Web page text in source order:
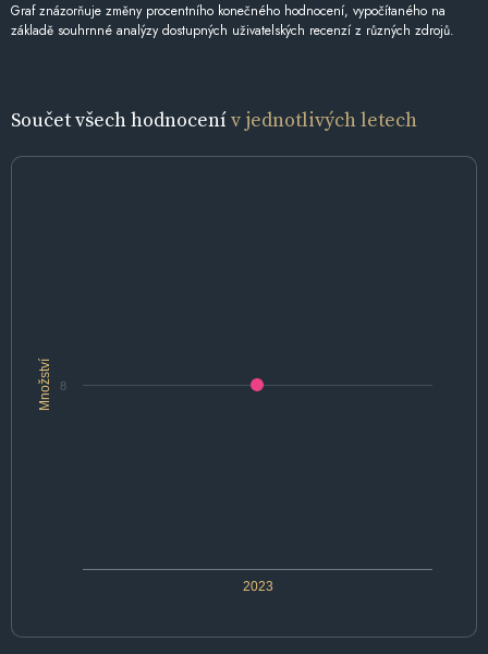
Graf znázorňuje změny procentního konečného hodnocení, vypočítaného na
základě souhrnné analýzy dostupných uživatelských recenzí z různých zdrojů.
Součet všech hodnocenív jednotlivých letech
Množství
2023
8